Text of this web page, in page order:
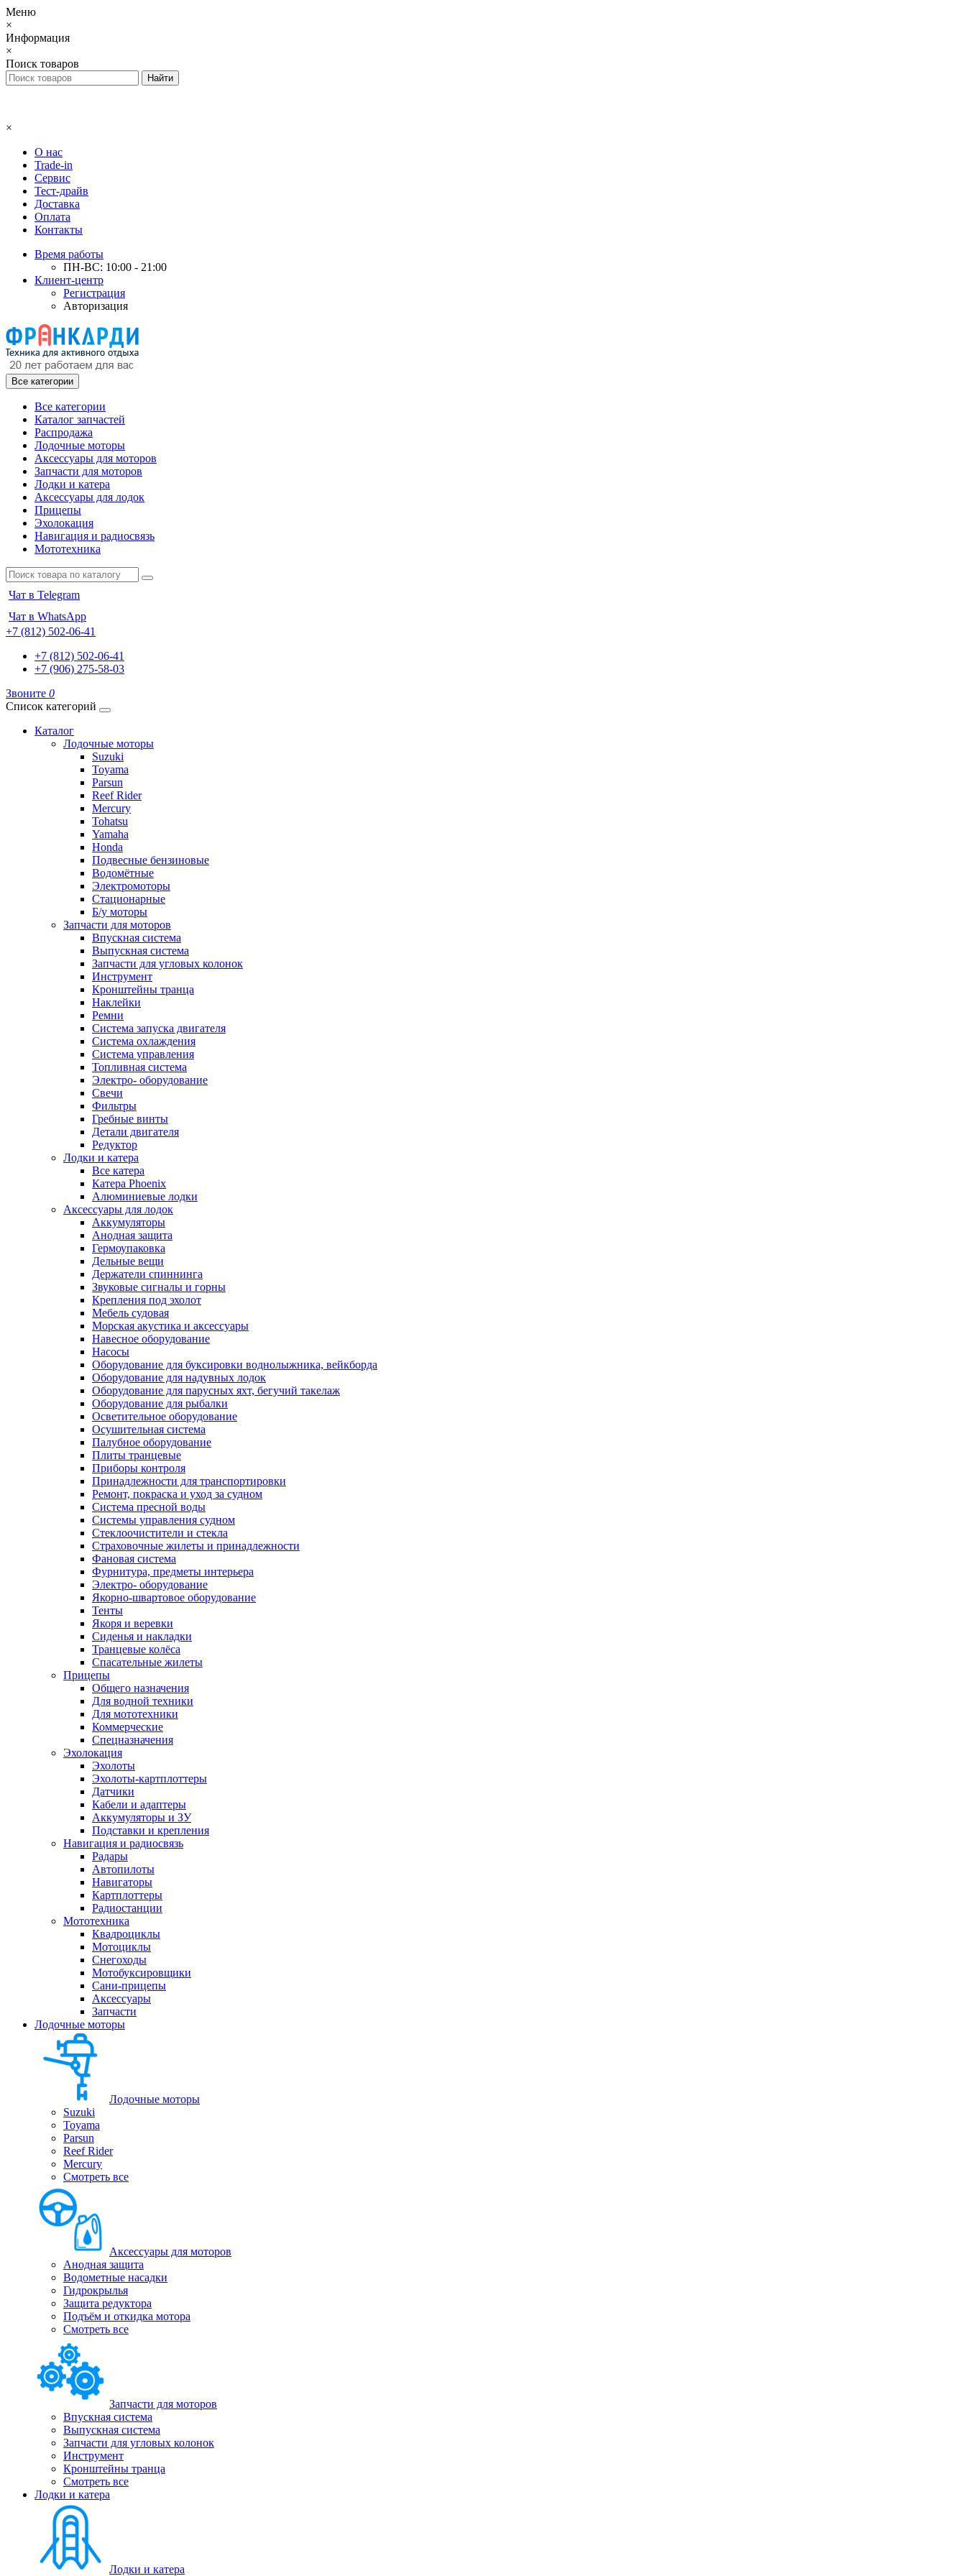
Меню
×
Информация
×
Поиск товаров
×
О нас
Trade-in
Сервис
Тест-драйв
Доставка
Оплата
Контакты
Время работы
ПН-ВС: 10:00 - 21:00
Клиент-центр
Регистрация
Авторизация
Все категории
Все категории
Каталог запчастей
Распродажа
Лодочные моторы
Аксессуары для моторов
Запчасти для моторов
Лодки и катера
Аксессуары для лодок
Прицепы
Эхолокация
Навигация и радиосвязь
Мототехника
Чат в Telegram
Чат в WhatsApp
+7 (812) 502-06-41
+7 (812) 502-06-41
+7 (906) 275-58-03
Звоните 0
Список категорий
Каталог
Лодочные моторы
Suzuki
Toyama
Parsun
Reef Rider
Mercury
Tohatsu
Yamaha
Honda
Подвесные бензиновые
Водомётные
Электромоторы
Стационарные
Б/у моторы
Запчасти для моторов
Впускная система
Выпускная система
Запчасти для угловых колонок
Инструмент
Кронштейны транца
Наклейки
Ремни
Система запуска двигателя
Система охлаждения
Система управления
Топливная система
Электро- оборудование
Свечи
Фильтры
Гребные винты
Детали двигателя
Редуктор
Лодки и катера
Все катера
Катера Phoenix
Алюминиевые лодки
Аксессуары для лодок
Аккумуляторы
Анодная защита
Гермоупаковка
Дельные вещи
Держатели спиннинга
Звуковые сигналы и горны
Крепления под эхолот
Мебель судовая
Морская акустика и аксессуары
Навесное оборудование
Насосы
Оборудование для буксировки воднолыжника, вейкборда
Оборудование для надувных лодок
Оборудование для парусных яхт, бегучий такелаж
Оборудование для рыбалки
Осветительное оборудование
Осушительная система
Палубное оборудование
Плиты транцевые
Приборы контроля
Принадлежности для транспортировки
Ремонт, покраска и уход за судном
Система пресной воды
Системы управления судном
Стеклоочистители и стекла
Страховочные жилеты и принадлежности
Фановая система
Фурнитура, предметы интерьера
Электро- оборудование
Якорно-швартовое оборудование
Тенты
Якоря и веревки
Сиденья и накладки
Транцевые колёса
Спасательные жилеты
Прицепы
Общего назначения
Для водной техники
Для мототехники
Коммерческие
Спецназначения
Эхолокация
Эхолоты
Эхолоты-картплоттеры
Датчики
Кабели и адаптеры
Аккумуляторы и ЗУ
Подставки и крепления
Навигация и радиосвязь
Радары
Автопилоты
Навигаторы
Картплоттеры
Радиостанции
Мототехника
Квадроциклы
Мотоциклы
Снегоходы
Мотобуксировщики
Сани-прицепы
Аксессуары
Запчасти
Лодочные моторы
Лодочные моторы
Suzuki
Toyama
Parsun
Reef Rider
Mercury
Смотреть все
Аксессуары для моторов
Анодная защита
Водометные насадки
Гидрокрылья
Защита редуктора
Подъём и откидка мотора
Смотреть все
Запчасти для моторов
Впускная система
Выпускная система
Запчасти для угловых колонок
Инструмент
Кронштейны транца
Смотреть все
Лодки и катера
Лодки и катера